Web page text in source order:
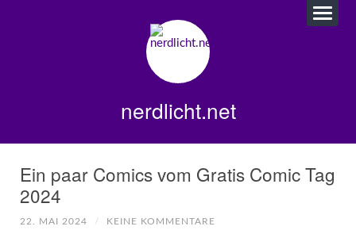
nerdlicht.net
Ein paar Comics vom Gratis Comic Tag
2024
22. MAI 2024 / KEINE KOMMENTARE